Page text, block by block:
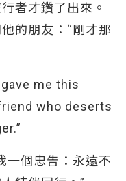
者才鑽了出來。
的朋友：“剛才那
me this
who deserts
一個忠告：永遠不